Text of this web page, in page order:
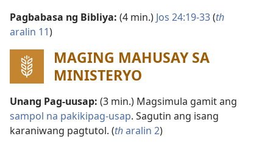
Pagbabasa ng Bibliya: (4 min.) Jos 24:19-33(th
aralin 11)
MAGING MAHUSAY SA
MINISTERYO
Unang Pag-uusap: (3 min.) Magsimula gamit ang
sampol na pakikipag-usap. Sagutin ang isang
karaniwang pagtutol. (tharalin 2)